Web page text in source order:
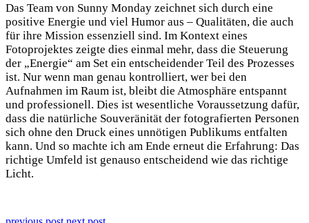
Das Team von Sunny Monday zeichnet sich durch eine
positive Energie und viel Humor aus – Qualitäten, die auch
für ihre Mission essenziell sind. Im Kontext eines
Fotoprojektes zeigte dies einmal mehr, dass die Steuerung
der „Energie“ am Set ein entscheidender Teil des Prozesses
ist. Nur wenn man genau kontrolliert, wer bei den
Aufnahmen im Raum ist, bleibt die Atmosphäre entspannt
und professionell. Dies ist wesentliche Voraussetzung dafür,
dass die natürliche Souveränität der fotografierten Personen
sich ohne den Druck eines unnötigen Publikums entfalten
kann. Und so machte ich am Ende erneut die Erfahrung: Das
richtige Umfeld ist genauso entscheidend wie das richtige
Licht.